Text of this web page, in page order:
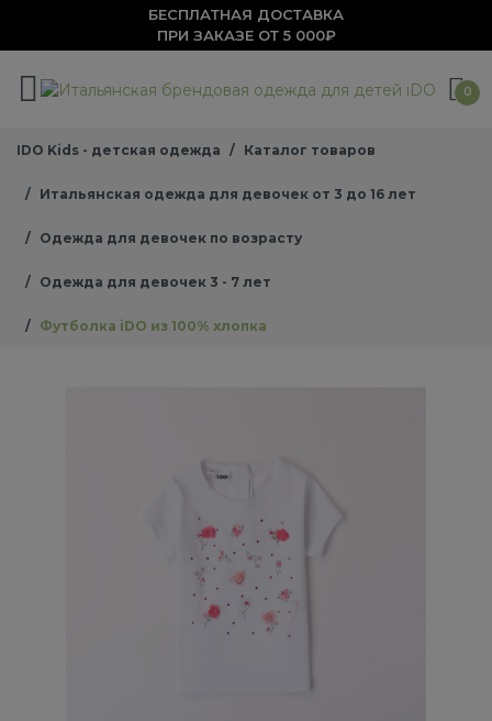
БЕСПЛАТНАЯ ДОСТАВКА
ПРИ ЗАКАЗЕ ОТ 5 000₽
0
IDO Kids - детская одежда Каталог товаров
Итальянская одежда для девочек от 3 до 16 лет
Одежда для девочек по возрасту
Одежда для девочек 3 - 7 лет
Футболка iDO из 100% хлопка